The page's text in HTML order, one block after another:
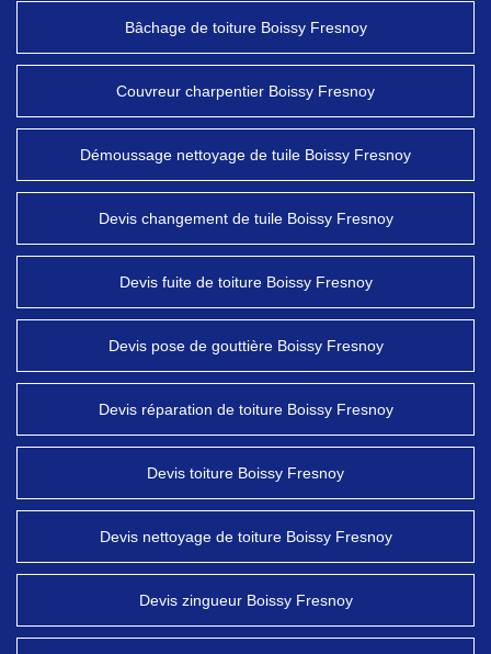
Bâchage de toiture Boissy Fresnoy
Couvreur charpentier Boissy Fresnoy
Démoussage nettoyage de tuile Boissy Fresnoy
Devis changement de tuile Boissy Fresnoy
Devis fuite de toiture Boissy Fresnoy
Devis pose de gouttière Boissy Fresnoy
Devis réparation de toiture Boissy Fresnoy
Devis toiture Boissy Fresnoy
Devis nettoyage de toiture Boissy Fresnoy
Devis zingueur Boissy Fresnoy